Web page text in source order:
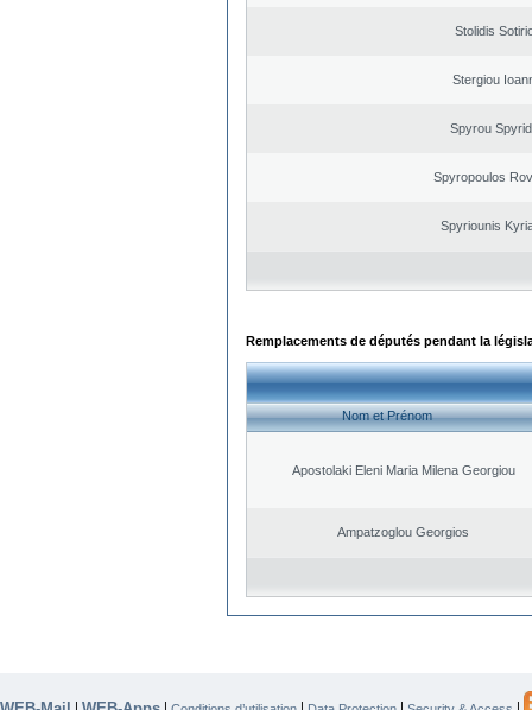
Stolidis
Stergiou
Spyrou
Spyropoulos
Spyriounis
Remplacements de députés pendant la
Nom et Prénom
Apostolaki Eleni Maria Milena Georgiou
Ampatzoglou Georgios
| | | | |